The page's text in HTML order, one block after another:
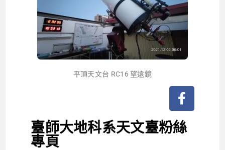
平頂天文台 RC16 望遠鏡
臺師大地科系天文臺粉絲
專頁